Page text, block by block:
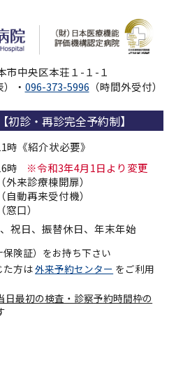
市中央区本荘１-１-１
）・ 096-373-5996 （時間外受付）
【初診・再診完全予約制】
時《紹介状必要》
時
※令和3年4月1日より変更
外来診療棟開扉）
自動再来受付機）
口）
祝日、振替休日、年末年始
険証）をお持ち下さい
た方は外来予約センター をご利用
日最初の検査・診察予約時間枠の